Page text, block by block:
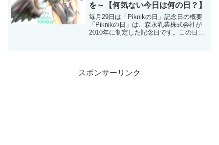
を～【何気ない今日は何の日？】
毎月29日は「Piknikの日」記念日の概要
「Piknikの日」は、森永乳業株式会社が
2010年に制定した記念日です。この日付
スポンサーリンク